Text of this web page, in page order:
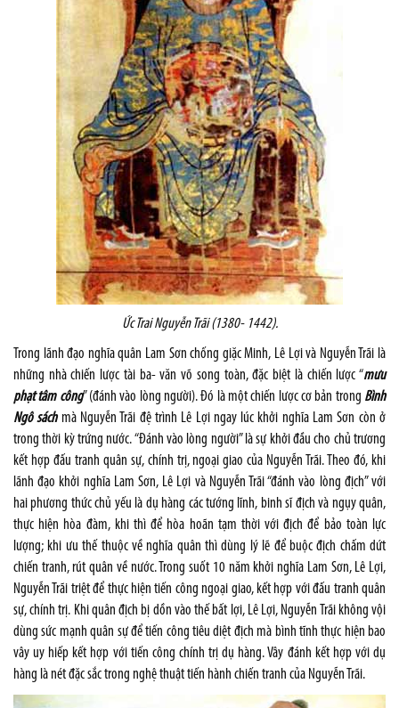
Ức Trai Nguyễn Trãi (1380- 1442).
Trong lãnh đạo nghĩa quân Lam Sơn chống giặc Minh, Lê Lợi và Nguyễn Trãi là
những nhà chiến lược tài ba- văn võ song toàn, đặc biệt là chiến lược “mưu
phạt tâm công” (đánh vào lòng người). Đó là một chiến lược cơ bản trong Bình
Ngô sáchmà Nguyễn Trãi đệ trình Lê Lợi ngay lúc khởi nghĩa Lam Sơn còn ở
trong thời kỳ trứng nước. “Đánh vào lòng người” là sự khởi đầu cho chủ trương
kết hợp đấu tranh quân sự, chính trị, ngoại giao của Nguyễn Trãi. Theo đó, khi
lãnh đạo khởi nghĩa Lam Sơn, Lê Lợi và Nguyễn Trãi “đánh vào lòng địch” với
hai phương thức chủ yếu là dụ hàng các tướng lĩnh, binh sĩ địch và ngụy quân,
thực hiện hòa đàm, khi thì để hòa hoãn tạm thời với địch để bảo toàn lực
lượng; khi ưu thế thuộc về nghĩa quân thì dùng lý lẽ để buộc địch chấm dứt
chiến tranh, rút quân về nước. Trong suốt 10 năm khởi nghĩa Lam Sơn, Lê Lợi,
Nguyễn Trãi triệt để thực hiện tiến công ngoại giao, kết hợp với đấu tranh quân
sự, chính trị. Khi quân địch bị dồn vào thế bất lợi, Lê Lợi, Nguyễn Trãi không vội
dùng sức mạnh quân sự để tiến công tiêu diệt địch mà bình tĩnh thực hiện bao
vây uy hiếp kết hợp với tiến công chính trị dụ hàng. Vây đánh kết hợp với dụ
hàng là nét đặc sắc trong nghệ thuật tiến hành chiến tranh của Nguyễn Trãi.